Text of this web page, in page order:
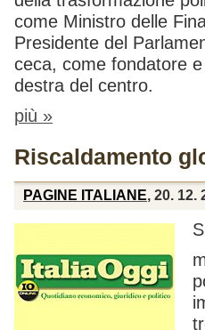
come Ministro delle
Presidente del
ceca, come fondatore
destra del centro.
più »
Riscaldamento
PAGINE ITALIANE, 20. 12.